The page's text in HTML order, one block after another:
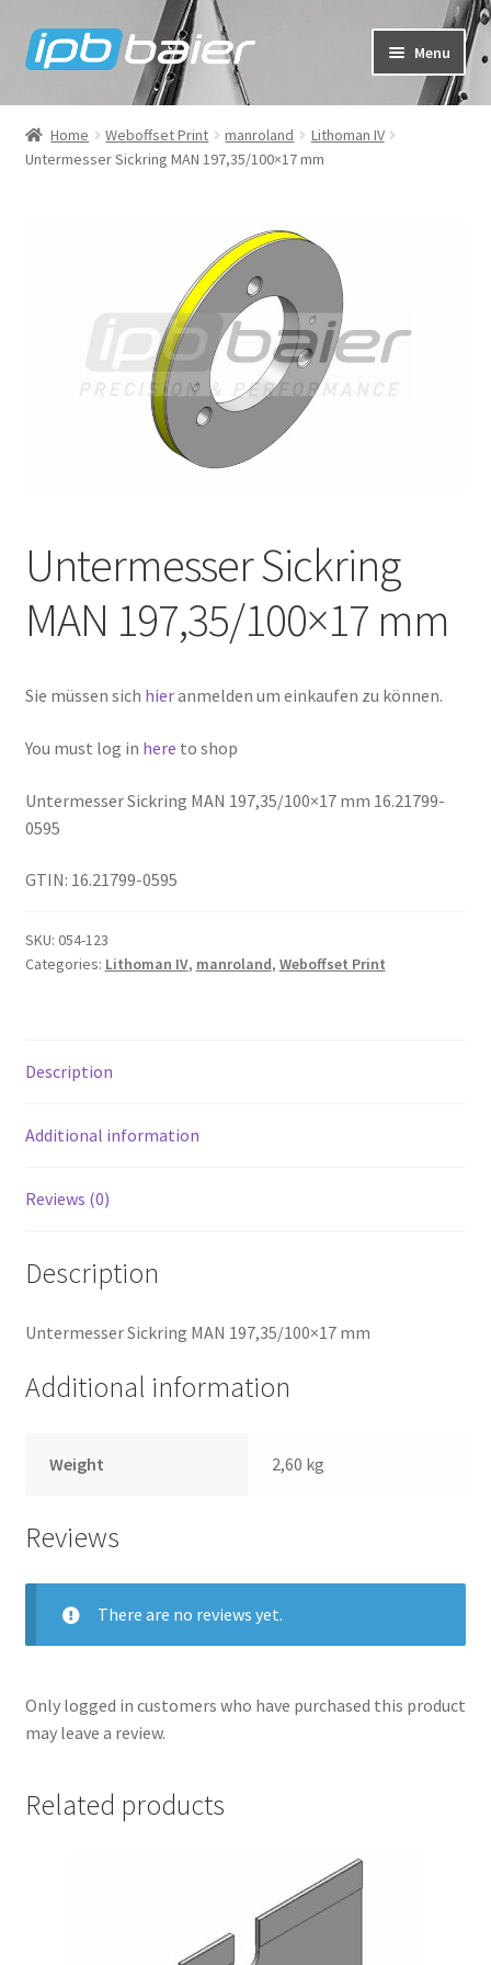
Skip
to
Skip
to
Menu
My Account
Cart
Home Weboffset Print manroland
Lithoman IV
Untermesser Sickring MAN 197,35/100×17 mm
Untermesser Sickring
MAN 197,35/100×17 mm
Sie müssen sich hieranmelden um einkaufen zu können.
You must log in here to shop
Untermesser Sickring MAN 197,35/100×17 mm 16.21799-
0595
GTIN: 16.21799-0595
SKU: 054-123
Categories: Lithoman IV, manroland, Weboffset Print
Description
Additional information
Reviews (0)
Description
Untermesser Sickring MAN 197,35/100×17 mm
Additional information
Weight 2,60 kg
Reviews
There are no reviews yet.
Only logged in customers who have purchased this product
may leave a review.
Related products